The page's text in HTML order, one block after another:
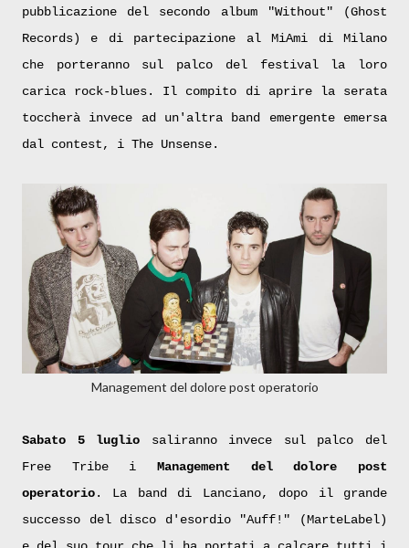
pubblicazione del secondo album "Without" (Ghost
Records) e di partecipazione al MiAmi di Milano
che porteranno sul palco del festival la loro
carica rock-blues. Il compito di aprire la serata
toccherà invece ad un'altra band emergente emersa
dal contest, i The Unsense.
Management del dolore post operatorio
Sabato 5 luglio saliranno invece sul palco del
Free Tribe i Management del dolore post
operatorio. La band di Lanciano, dopo il grande
successo del disco d'esordio "Auff!" (MarteLabel)